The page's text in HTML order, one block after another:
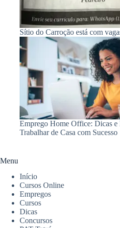
Sítio do Carroção está com
Emprego Home Office: Dicas e
Trabalhar de Casa com Sucesso
Menu
Início
Cursos Online
Empregos
Cursos
Dicas
Concursos